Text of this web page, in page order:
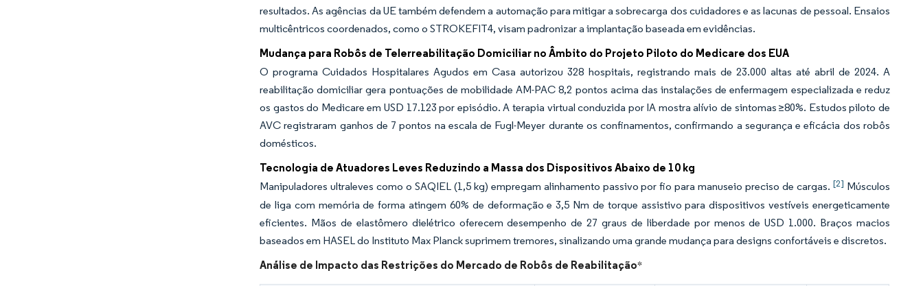
resultados. As agências da UE também defendem a automação para mitigar a sobrecarga dos cuidadores e as lacunas de pessoal. Ensaios
multicêntricos coordenados, como o STROKEFIT4, visam padronizar a implantação baseada em evidências.
Mudança para Robôs de Telerreabilitação Domiciliar no Âmbito do Projeto Piloto do Medicare dos EUA
O programa Cuidados Hospitalares Agudos em Casa autorizou 328 hospitais, registrando mais de 23.000 altas até abril de 2024. A
reabilitação domiciliar gera pontuações de mobilidade AM-PAC 8,2 pontos acima das instalações de enfermagem especializada e reduz
os gastos do Medicare em USD 17.123 por episódio. A terapia virtual conduzida por IA mostra alívio de sintomas ≥80%. Estudos piloto de
AVC registraram ganhos de 7 pontos na escala de Fugl-Meyer durante os confinamentos, confirmando a segurança e eficácia dos robôs
domésticos.
Tecnologia de Atuadores Leves Reduzindo a Massa dos Dispositivos Abaixo de 10 kg
Manipuladores ultraleves como o SAQIEL (1,5 kg) empregam alinhamento passivo por fio para manuseio preciso de cargas.[2] Músculos
de liga com memória de forma atingem 60% de deformação e 3,5 Nm de torque assistivo para dispositivos vestíveis energeticamente
eficientes. Mãos de elastômero dielétrico oferecem desempenho de 27 graus de liberdade por menos de USD 1.000. Braços macios
baseados em HASEL do Instituto Max Planck suprimem tremores, sinalizando uma grande mudança para designs confortáveis e discretos.
Análise de Impacto das Restrições do Mercado de Robôs de Reabilitação*